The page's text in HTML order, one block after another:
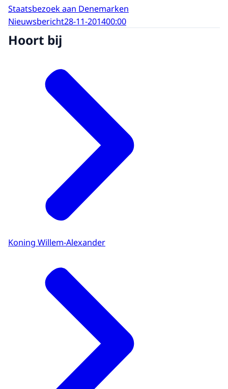
Staatsbezoek aan Denemarken
Nieuwsbericht28-11-201400:00
Hoort bij
Koning Willem-Alexander